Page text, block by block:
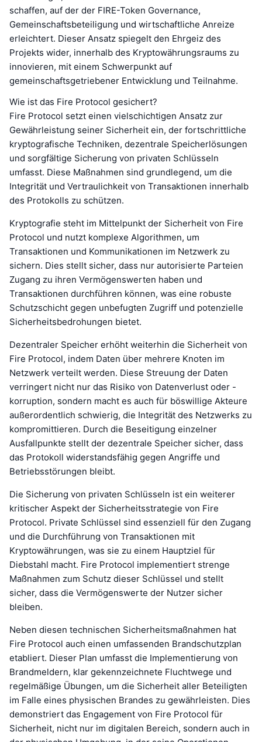
schaffen, auf der der FIRE-Token Governance,
Gemeinschaftsbeteiligung und wirtschaftliche Anreize
erleichtert. Dieser Ansatz spiegelt den Ehrgeiz des
Projekts wider, innerhalb des Kryptowährungsraums zu
innovieren, mit einem Schwerpunkt auf
gemeinschaftsgetriebener Entwicklung und Teilnahme.
Wie ist das Fire Protocol gesichert?
Fire Protocol setzt einen vielschichtigen Ansatz zur
Gewährleistung seiner Sicherheit ein, der fortschrittliche
kryptografische Techniken, dezentrale Speicherlösungen
und sorgfältige Sicherung von privaten Schlüsseln
umfasst. Diese Maßnahmen sind grundlegend, um die
Integrität und Vertraulichkeit von Transaktionen innerhalb
des Protokolls zu schützen.
Kryptografie steht im Mittelpunkt der Sicherheit von Fire
Protocol und nutzt komplexe Algorithmen, um
Transaktionen und Kommunikationen im Netzwerk zu
sichern. Dies stellt sicher, dass nur autorisierte Parteien
Zugang zu ihren Vermögenswerten haben und
Transaktionen durchführen können, was eine robuste
Schutzschicht gegen unbefugten Zugriff und potenzielle
Sicherheitsbedrohungen bietet.
Dezentraler Speicher erhöht weiterhin die Sicherheit von
Fire Protocol, indem Daten über mehrere Knoten im
Netzwerk verteilt werden. Diese Streuung der Daten
verringert nicht nur das Risiko von Datenverlust oder -
korruption, sondern macht es auch für böswillige Akteure
außerordentlich schwierig, die Integrität des Netzwerks zu
kompromittieren. Durch die Beseitigung einzelner
Ausfallpunkte stellt der dezentrale Speicher sicher, dass
das Protokoll widerstandsfähig gegen Angriffe und
Betriebsstörungen bleibt.
Die Sicherung von privaten Schlüsseln ist ein weiterer
kritischer Aspekt der Sicherheitsstrategie von Fire
Protocol. Private Schlüssel sind essenziell für den Zugang
und die Durchführung von Transaktionen mit
Kryptowährungen, was sie zu einem Hauptziel für
Diebstahl macht. Fire Protocol implementiert strenge
Maßnahmen zum Schutz dieser Schlüssel und stellt
sicher, dass die Vermögenswerte der Nutzer sicher
bleiben.
Neben diesen technischen Sicherheitsmaßnahmen hat
Fire Protocol auch einen umfassenden Brandschutzplan
etabliert. Dieser Plan umfasst die Implementierung von
Brandmeldern, klar gekennzeichnete Fluchtwege und
regelmäßige Übungen, um die Sicherheit aller Beteiligten
im Falle eines physischen Brandes zu gewährleisten. Dies
demonstriert das Engagement von Fire Protocol für
Sicherheit, nicht nur im digitalen Bereich, sondern auch in